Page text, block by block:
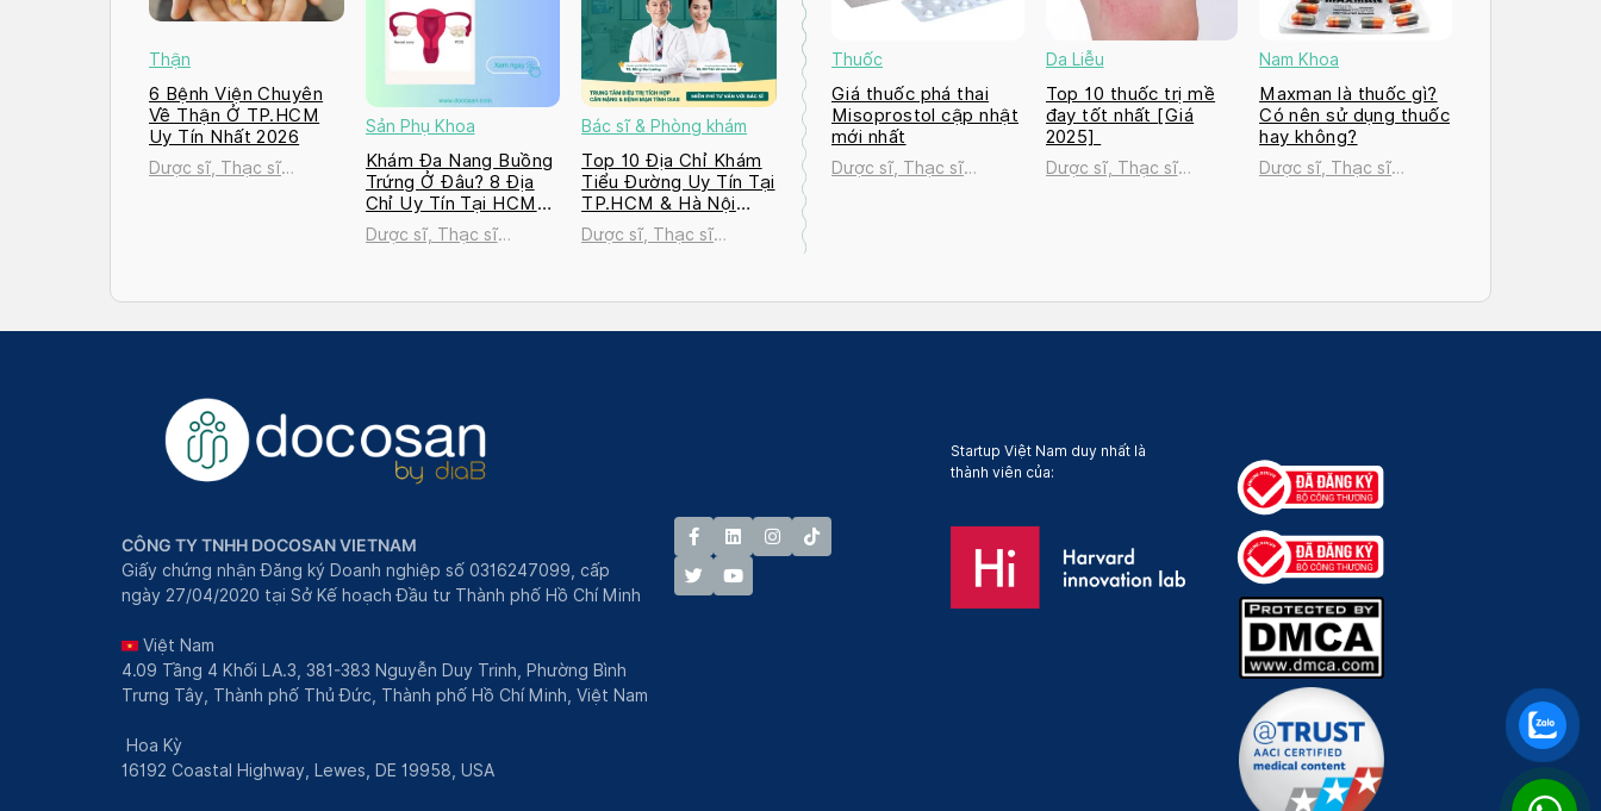
Thận
6 Bệnh Viện Chuyên
Về Thận Ở TP.HCM
Uy Tín Nhất 2026
Dược sĩ, Thạc sĩ
Sản Phụ Khoa
Khám Đa Nang Buồng
Trứng Ở Đâu? 8 Địa
Chỉ Uy Tín Tại HCM
và Hà Nội 2026
Dược sĩ, Thạc sĩ
Bác sĩ & Phòng khám
Top 10 Địa Chỉ Khám
Tiểu Đường Uy Tín Tại
TP.HCM & Hà Nội
2026
Dược sĩ, Thạc sĩ
Thuốc
Giá thuốc phá thai
Misoprostol cập nhật
mới nhất
Dược sĩ, Thạc sĩ
Da Liễu
Top 10 thuốc trị mề
đay tốt nhất [Giá
2025]
Dược sĩ, Thạc sĩ
Nam Khoa
Maxman là thuốc gì?
Có nên sử dụng thuốc
hay không?
Dược sĩ, Thạc sĩ
CÔNG TY TNHH DOCOSAN VIETNAM
Giấy chứng nhận Đăng ký Doanh nghiệp số 0316247099, cấp
ngày 27/04/2020 tại Sở Kế hoạch Đầu tư Thành phố Hồ Chí Minh
Việt Nam
4.09 Tầng 4 Khối LA.3, 381-383 Nguyễn Duy Trinh, Phường Bình
Trưng Tây, Thành phố Thủ Đức, Thành phố Hồ Chí Minh, Việt Nam
Hoa Kỳ
16192 Coastal Highway, Lewes, DE 19958, USA
Startup Việt Nam duy nhất là
thành viên của: